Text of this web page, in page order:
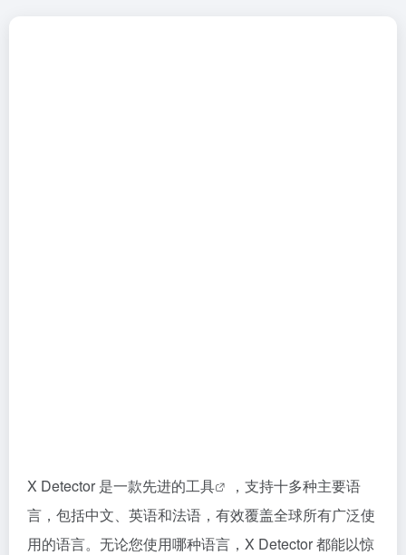
X Detector 是一款先进的工具
，支持十多种主要语
言，包括中文、英语和法语，有效覆盖全球所有广泛使
用的语言。无论您使用哪种语言，X Detector 都能以惊